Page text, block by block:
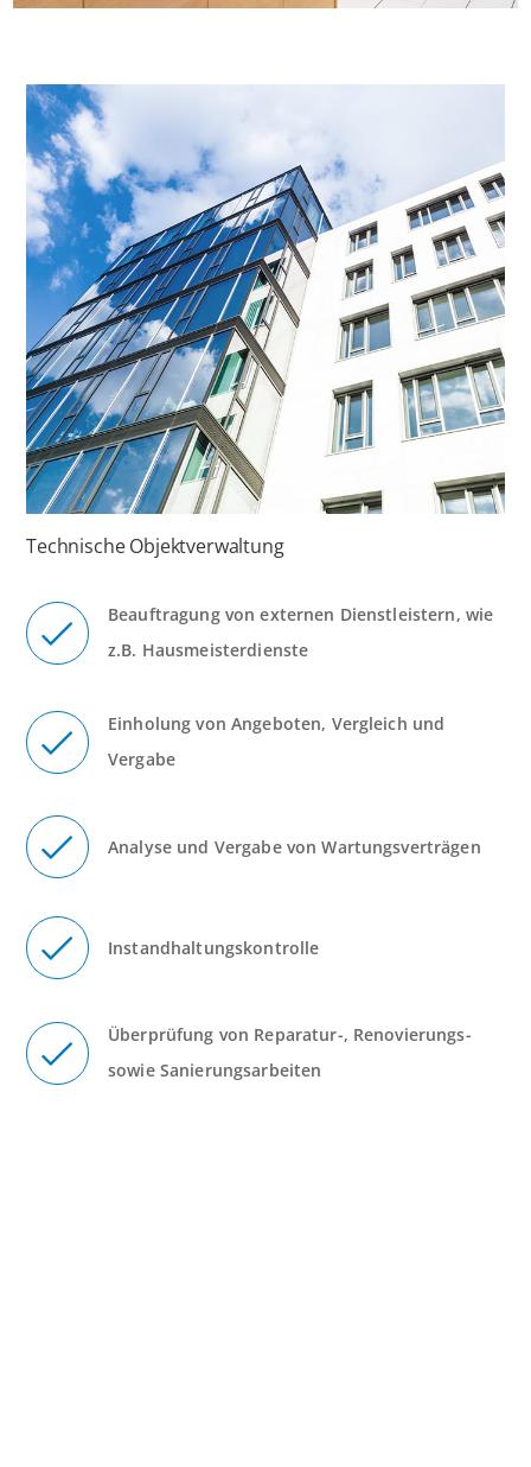
Technische Objektverwaltung
Beauftragung von externen Dienstleistern, wie
z.B. Hausmeisterdienste
Einholung von Angeboten, Vergleich und
Vergabe
Analyse und Vergabe von Wartungsverträgen
Instandhaltungskontrolle
Überprüfung von Reparatur-, Renovierungs-
sowie Sanierungsarbeiten